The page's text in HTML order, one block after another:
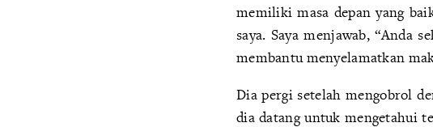
memiliki masa depan yang
saya. Saya menjawab, “Anda
membantu menyelamatkan
Dia pergi setelah mengobrol
dia datang untuk mengetahui